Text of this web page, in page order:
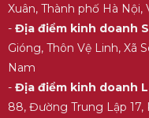
Xuân, Thành phố Hà Nội,
- Địa điểm kinh doanh
Gióng, Thôn Vệ Linh, Xã
Nam
- Địa điểm kinh doanh
88, Đường Trung Lập 17,